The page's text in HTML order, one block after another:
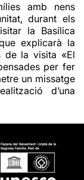
amb nens
durant els
la Basílica
explicarà la
de la visita «El
per fer
un missatge
d’una